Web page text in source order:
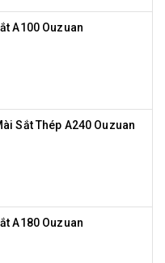
A100 Ouzuan
Sắt Thép A240 Ouzuan
A180 Ouzuan